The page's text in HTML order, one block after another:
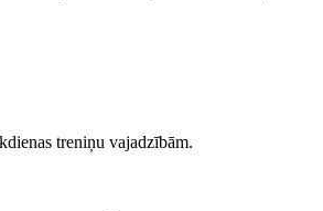
treniņu vajadzībām.